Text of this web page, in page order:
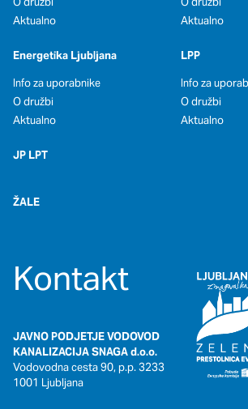
Aktualno
Energetika Ljubljana
Info za uporabnike
O družbi
Aktualno
JP LPT
ŽALE
Aktualno
LPP
Info za
O družbi
Aktualno
Kontakt
JAVNO PODJETJE VODOVOD
KANALIZACIJA SNAGA d.o.o.
Vodovodna cesta 90, p.p. 3233
1001 Ljubljana